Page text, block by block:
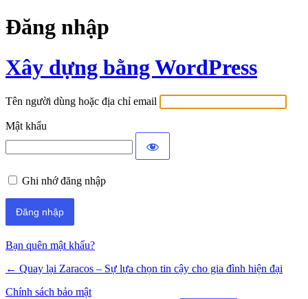
Đăng nhập
Xây dựng bằng WordPress
Tên người dùng hoặc địa chỉ email
Mật khẩu
Ghi nhớ đăng nhập
Bạn quên mật khẩu?
← Quay lại Zaracos – Sự lựa chọn tin cậy cho gia đình hiện đại
Chính sách bảo mật